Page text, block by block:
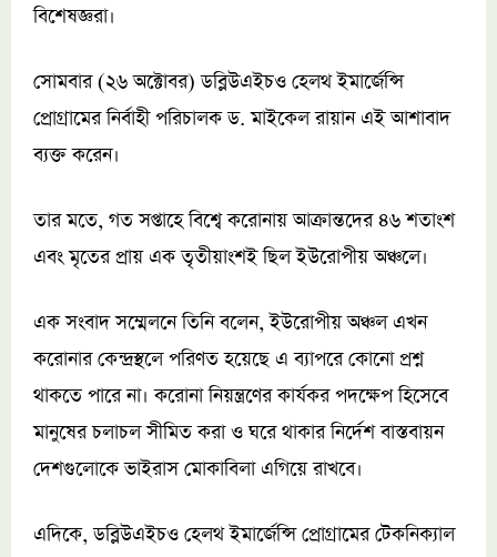
বিশেষজ্ঞরা।
সোমবার (২৬ অক্টোবর) ডব্লিউএইচও হেলথ ইমার্জেন্সি
প্রোগ্রামের নির্বাহী পরিচালক ড. মাইকেল রায়ান এই আশাবাদ
ব্যক্ত করেন।
তার মতে, গত সপ্তাহে বিশ্বে করোনায় আক্রান্তদের ৪৬ শতাংশ
এবং মৃতের প্রায় এক তৃতীয়াংশই ছিল ইউরোপীয় অঞ্চলে।
এক সংবাদ সম্মেলনে তিনি বলেন, ইউরোপীয় অঞ্চল এখন
করোনার কেন্দ্রস্থলে পরিণত হয়েছে এ ব্যাপরে কোনো প্রশ্ন
থাকতে পারে না। করোনা নিয়ন্ত্রণের কার্যকর পদক্ষেপ হিসেবে
মানুষের চলাচল সীমিত করা ও ঘরে থাকার নির্দেশ বাস্তবায়ন
দেশগুলোকে ভাইরাস মোকাবিলা এগিয়ে রাখবে।
এদিকে, ডব্লিউএইচও হেলথ ইমার্জেন্সি প্রোগ্রামের টেকনিক্যাল